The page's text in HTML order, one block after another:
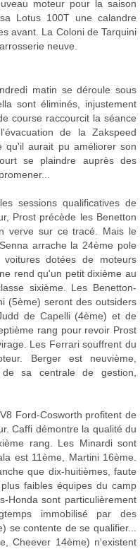
moteur pour la saison
Lotus 100T une calandre
avant. La Coloni de Tarquini
neuve.
matin se déroule sous
sont éliminés, injustement
course raccourcit la séance
de la Zakspeed
qu'il aurait pu améliorer son
se plaindre auprès des
sessions qualificatives de
Prost précède les Benetton
verve sur ce tracé. Mais le
arrache la 24ème pole
dotées de moteurs
rend qu'un petit dixième au
sixième. Les Benetton-
(5ème) seront des outsiders
de Capelli (4ème) et de
rang pour revoir Prost
Les Ferrari souffrent du
Berger est neuvième,
sa centrale de gestion,
Ford-Cosworth profitent de
Caffi démontre la qualité du
rang. Les Minardi sont
est 11ème, Martini 16ème.
que dix-huitièmes, faute
faibles équipes du camp
Honda sont particulièrement
immobilisé par des
se contente de se qualifier...
Cheever 14ème) n'existent